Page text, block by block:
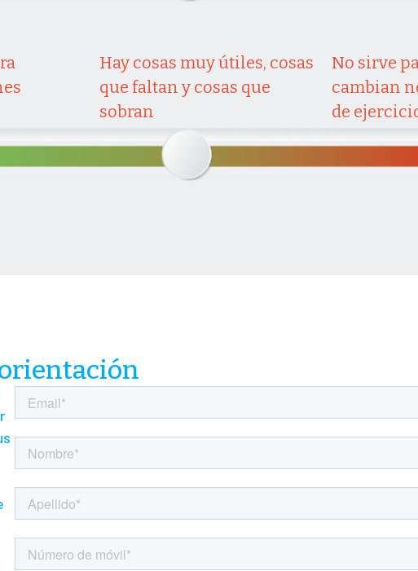
Hay cosas muy útiles, cosas
que faltan y cosas que
sobran
No sirve
cambian
de